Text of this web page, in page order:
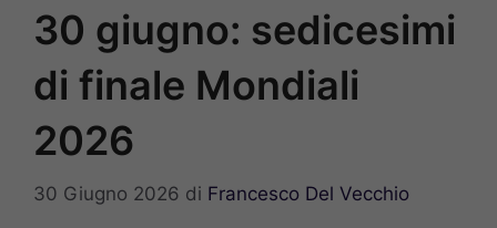
30 giugno: sedicesimi
di finale Mondiali
2026
30 Giugno 2026 di Francesco Del Vecchio